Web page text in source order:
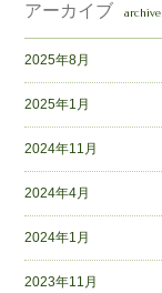
アーカイブ archive
2025年8月
2025年1月
2024年11月
2024年4月
2024年1月
2023年11月